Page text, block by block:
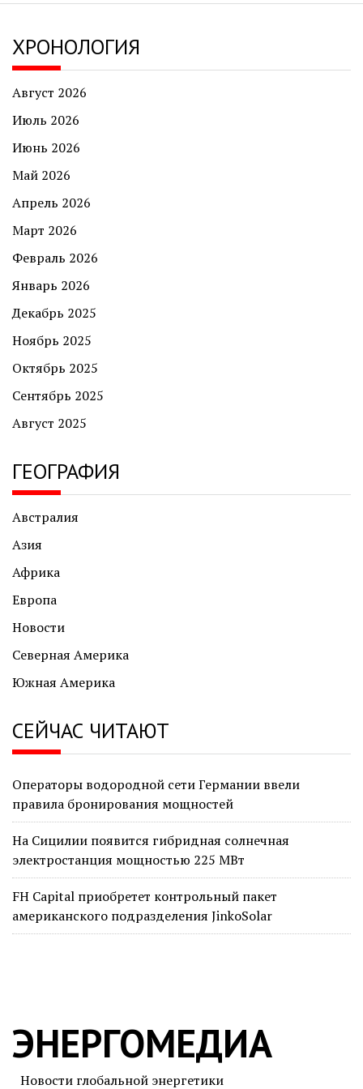
ХРОНОЛОГИЯ
Август 2026
Июль 2026
Июнь 2026
Май 2026
Апрель 2026
Март 2026
Февраль 2026
Январь 2026
Декабрь 2025
Ноябрь 2025
Октябрь 2025
Сентябрь 2025
Август 2025
ГЕОГРАФИЯ
Австралия
Азия
Африка
Европа
Новости
Северная Америка
Южная Америка
СЕЙЧАС ЧИТАЮТ
Операторы водородной сети Германии ввели
правила бронирования мощностей
На Сицилии появится гибридная солнечная
электростанция мощностью 225 МВт
FH Capital приобретет контрольный пакет
американского подразделения JinkoSolar
ЭНЕРГОМЕДИА
Новости глобальной энергетики